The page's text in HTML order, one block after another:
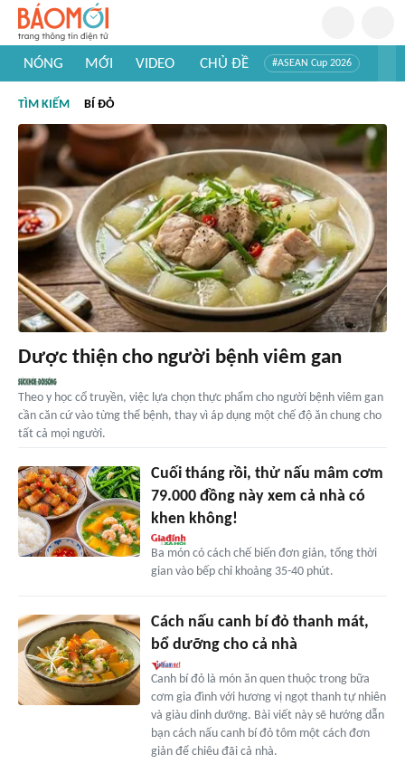
NÓNG MỚI VIDEO CHỦ ĐỀ #ASEAN Cup 2026
#Khám phá thế giới
TÌM KIẾM BÍ ĐỎ
Dược thiện cho người bệnh viêm gan
Theo y học cổ truyền, việc lựa chọn thực phẩm cho người bệnh viêm gan
cần căn cứ vào từng thể bệnh, thay vì áp dụng một chế độ ăn chung cho
tất cả mọi người.
Cuối tháng rồi, thử nấu mâm cơm
79.000 đồng này xem cả nhà có
khen không!
Ba món có cách chế biến đơn giản, tổng thời
gian vào bếp chỉ khoảng 35-40 phút.
Cách nấu canh bí đỏ thanh mát,
bổ dưỡng cho cả nhà
Canh bí đỏ là món ăn quen thuộc trong bữa
cơm gia đình với hương vị ngọt thanh tự nhiên
và giàu dinh dưỡng. Bài viết này sẽ hướng dẫn
bạn cách nấu canh bí đỏ tôm một cách đơn
giản để chiêu đãi cả nhà.